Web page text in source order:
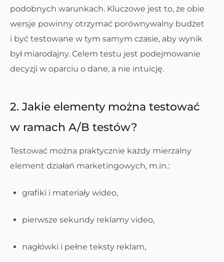
podobnych warunkach. Kluczowe jest to, że obie
wersje powinny otrzymać porównywalny budżet
i być testowane w tym samym czasie, aby wynik
był miarodajny. Celem testu jest podejmowanie
decyzji w oparciu o dane, a nie intuicję.
2. Jakie elementy można testować
w ramach A/B testów?
Testować można praktycznie każdy mierzalny
element działań marketingowych, m.in.:
grafiki i materiały wideo,
pierwsze sekundy reklamy video,
nagłówki i pełne teksty reklam,